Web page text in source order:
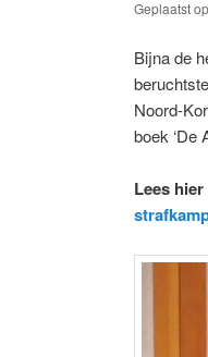
Geplaatst op
Bijna de
Noord-
boek ‘De
Lees